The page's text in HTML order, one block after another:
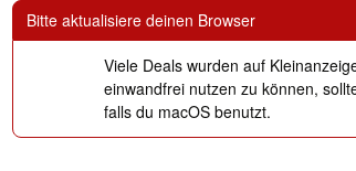
Bitte aktualisiere deinen Browser
Viele Deals wurden auf
einwandfrei nutzen zu können,
falls du macOS benutzt.